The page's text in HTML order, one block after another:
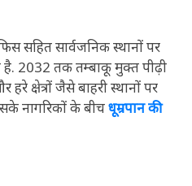
सहित सार्वजनिक स्थानों पर
है. 2032 तक तम्बाकू मुक्त पीढ़ी
क्षेत्रों जैसे बाहरी स्थानों पर
नागरिकों के बीचधूम्रपान की